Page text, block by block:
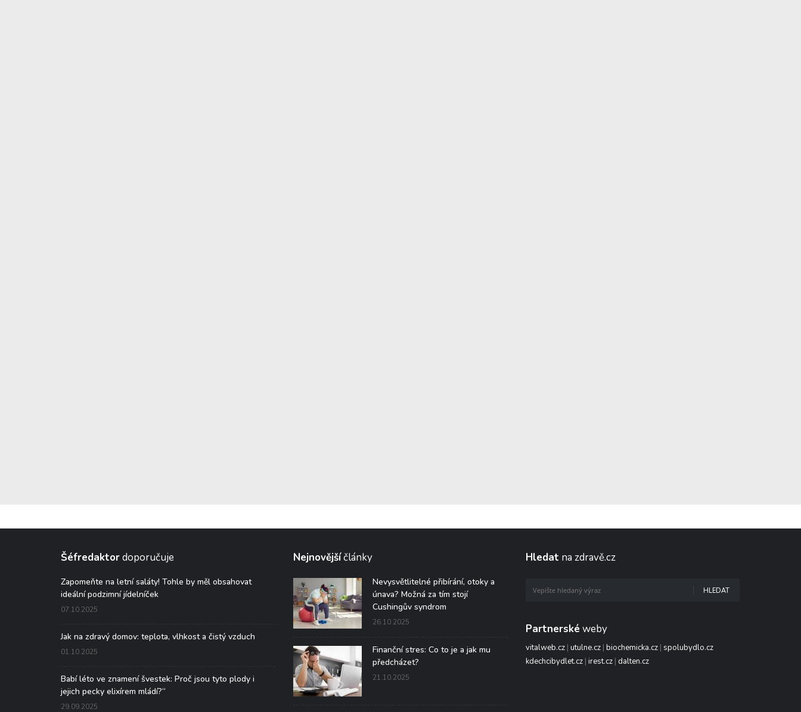
Šéfredaktordoporučuje
Zapomeňte na letní saláty! Tohle by měl obsahovat
ideální podzimní jídelníček
07.10.2025
Jak na zdravý domov: teplota, vlhkost a čistý vzduch
01.10.2025
Babí léto ve znamení švestek: Proč jsou tyto plody i
jejich pecky elixírem mládí?“
29.09.2025
Nejnovějšíčlánky
Nevysvětlitelné přibírání, otoky a
únava? Možná za tím stojí
Cushingův syndrom
26.10.2025
Finanční stres: Co to je a jak mu
předcházet?
21.10.2025
Hledat na zdravě.cz
HLEDAT
Partnerské weby
vitalweb.cz| utulne.cz| biochemicka.cz| spolubydlo.cz
kdechcibydlet.cz| irest.cz| dalten.cz